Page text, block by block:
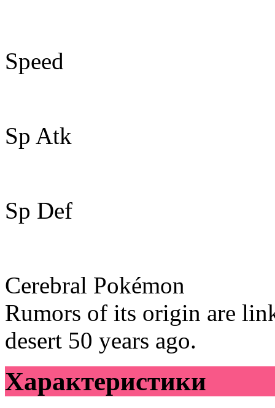
Speed
Sp Atk
Sp Def
Cerebral Pokémon
Rumors of its origin are
desert 50 years ago.
Характеристики